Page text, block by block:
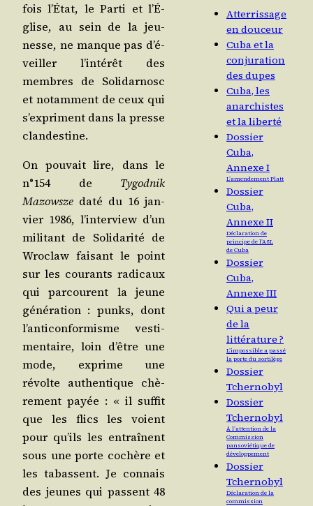
fois l’É­tat, le Par­ti et l’É­
glise, au sein de la jeu­
nesse, ne manque pas d’é­
veiller l’in­té­rêt des
membres de Soli­dar­nosc
et notam­ment de ceux qui
s’ex­priment dans la presse
clandestine.
On pou­vait lire, dans le
n°154 de Tygod­nik
Mazowsze daté du 16 jan­
vier 1986, l’in­ter­view d’un
mili­tant de Soli­da­ri­té de
Wro­claw fai­sant le point
sur les cou­rants radi­caux
qui par­courent la jeune
géné­ra­tion : punks, dont
l’an­ti­con­for­misme ves­ti­
men­taire, loin d’être une
mode, exprime une
révolte authen­tique chè­
re­ment payée : « il suf­fit
que les flics les voient
pour qu’ils les entraînent
sous une porte cochère et
les tabassent. Je connais
des jeunes qui passent 48
Atterrissage
en douceur
Cuba et la
conjuration
des dupes
Cuba, les
anarchistes
et la liberté
Dossier
Cuba,
Annexe I
L’amendement Platt
Dossier
Cuba,
Annexe II
Déclaration de
principe de l’ASL
de Cuba
Dossier
Cuba,
Annexe III
Qui a peur
de la
littérature ?
L’impossible a passé
la porte du sortilège
Dossier
Tchernobyl
Dossier
Tchernobyl
À l’attention de la
Commission
pansoviétique de
développement
Dossier
Tchernobyl
Déclaration de la
commission